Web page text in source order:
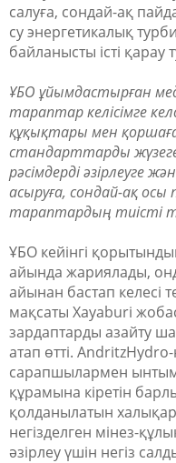
салуға, сондай-ақ
су энергетикалық
байланысты істі қарау
ҰБО ұйымдастырған
тараптар келісімге
құқықтары мен
стандарттарды
рәсімдерді әзірлеуге
асыруға, сондай-ақ осы
тараптардың тиісті
ҰБО кейінгі
айында жариялады,
айынан бастап келесі
мақсаты Xayaburi
зардаптарды азайту
атап өтті.
сарапшылармен
құрамына кіретін
қолданылатын
негізделген мінез-
әзірлеу үшін негіз